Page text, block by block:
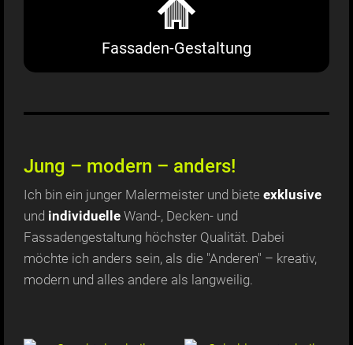
Fassaden-Gestaltung
Jung – modern – anders!
Ich bin ein junger Malermeister und biete exklusive
und individuelle Wand-, Decken- und
Fassadengestaltung höchster Qualität. Dabei
möchte ich anders sein, als die "Anderen" – kreativ,
modern und alles andere als langweilig.